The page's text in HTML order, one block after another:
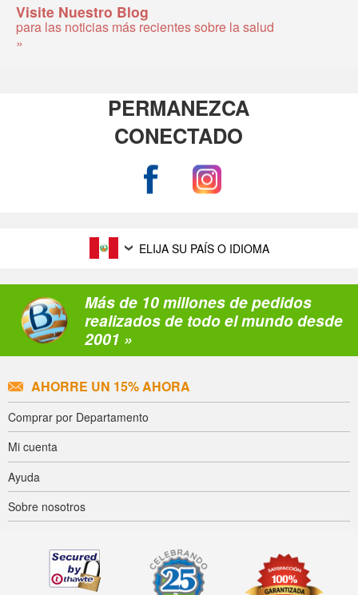
Visite Nuestro Blog
para las noticias más recientes sobre la salud
»
PERMANEZCA
CONECTADO
ELIJA SU PAÍS O IDIOMA
Más de 10 millones de pedidos
realizados de todo el mundo desde
2001 »
AHORRE UN 15% AHORA
Comprar por Departamento
Mi cuenta
Ayuda
Sobre nosotros